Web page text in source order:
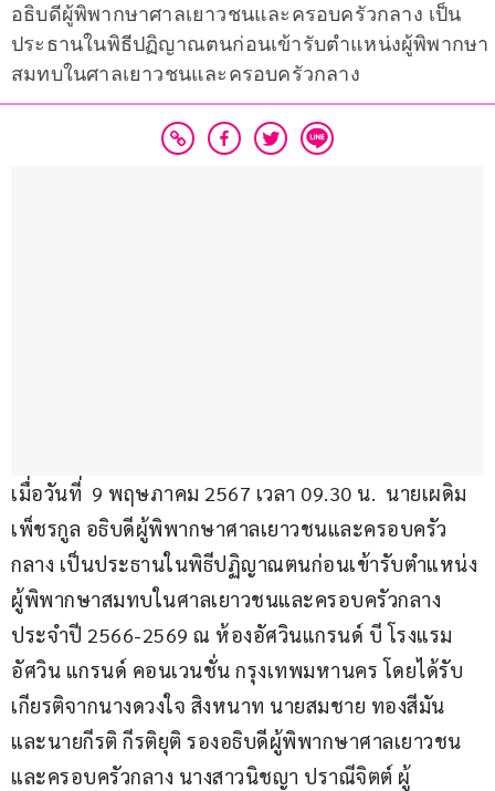
อธิบดีผู้พิพากษาศาลเยาวชนและครอบครัวกลาง เป็น
ประธานในพิธีปฏิญาณตนก่อนเข้ารับตำแหน่งผู้พิพากษา
สมทบในศาลเยาวชนและครอบครัวกลาง
เมื่อวันที่  9 พฤษภาคม 2567 เวลา 09.30 น.  นายเผดิม
เพ็ชรกูล อธิบดีผู้พิพากษาศาลเยาวชนและครอบครัว
กลาง เป็นประธานในพิธีปฏิญาณตนก่อนเข้ารับตำแหน่ง
ผู้พิพากษาสมทบในศาลเยาวชนและครอบครัวกลาง
ประจำปี 2566-2569 ณ ห้องอัศวินแกรนด์ บี โรงแรม
อัศวิน แกรนด์ คอนเวนชั่น กรุงเทพมหานคร โดยได้รับ
เกียรติจากนางดวงใจ สิงหนาท นายสมชาย ทองสีมัน
และนายกีรติ กีรติยุติ รองอธิบดีผู้พิพากษาศาลเยาวชน
และครอบครัวกลาง นางสาวนิชญา ปราณีจิตต์ ผู้